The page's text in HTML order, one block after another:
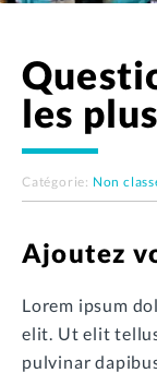
les
Catégorie: Non
Ajoutez
Lorem ipsum
elit. Ut elit
pulvinar